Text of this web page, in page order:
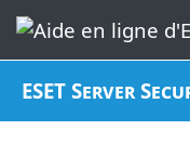
ESET Server